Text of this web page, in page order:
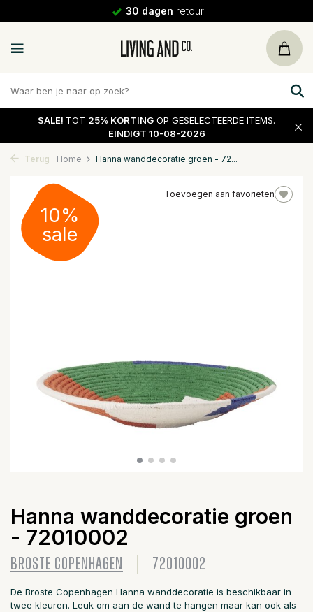
30 dagen retour
SALE! TOT 25% KORTING OP GESELECTEERDE ITEMS.
EINDIGT 10-08-2026
Terug Home Hanna wanddecoratie groen - 72...
Toevoegen aan favorieten
10%
sale
Hanna wanddecoratie groen
- 72010002
BROSTE COPENHAGEN 72010002
De Broste Copenhagen Hanna wanddecoratie is beschikbaar in
twee kleuren. Leuk om aan de wand te hangen maar kan ook als